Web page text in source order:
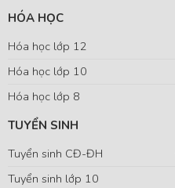
HÓA HỌC
Hóa học lớp 12
Hóa học lớp 10
Hóa học lớp 8
TUYỂN SINH
Tuyển sinh CĐ-ĐH
Tuyển sinh lớp 10